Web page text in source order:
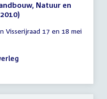
Natuur en
Visserijraad 17 en 18 mei